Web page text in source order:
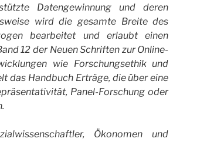
Datengewinnung und deren
wird die gesamte Breite des
bearbeitet und erlaubt einen
12 der Neuen Schriften zur Online-
wie Forschungsethik und
das Handbuch Erträge, die über eine
Panel-Forschung oder
Ökonomen und